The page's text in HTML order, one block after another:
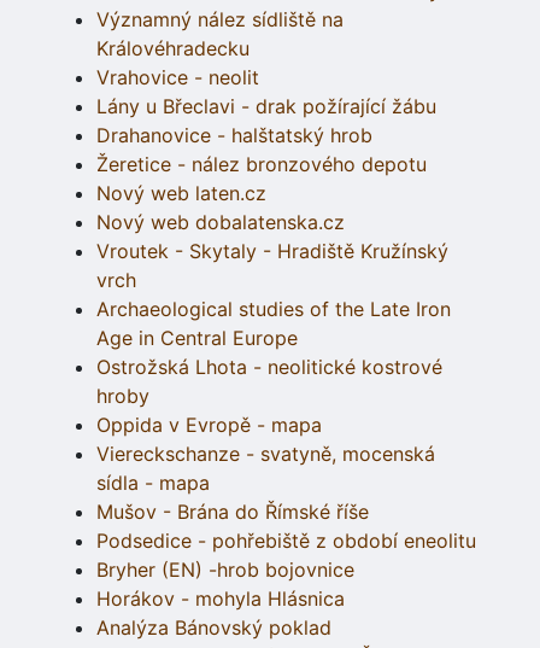
Významný nález sídliště na
Královéhradecku
Vrahovice - neolit
Lány u Břeclavi - drak požírající žábu
Drahanovice - halštatský hrob
Žeretice - nález bronzového depotu
Nový web laten.cz
Nový web dobalatenska.cz
Vroutek - Skytaly - Hradiště Kružínský
vrch
Archaeological studies of the Late Iron
Age in Central Europe
Ostrožská Lhota - neolitické kostrové
hroby
Oppida v Evropě - mapa
Viereckschanze - svatyně, mocenská
sídla - mapa
Mušov - Brána do Římské říše
Podsedice - pohřebiště z období eneolitu
Bryher (EN) -hrob bojovnice
Horákov - mohyla Hlásnica
Analýza Bánovský poklad